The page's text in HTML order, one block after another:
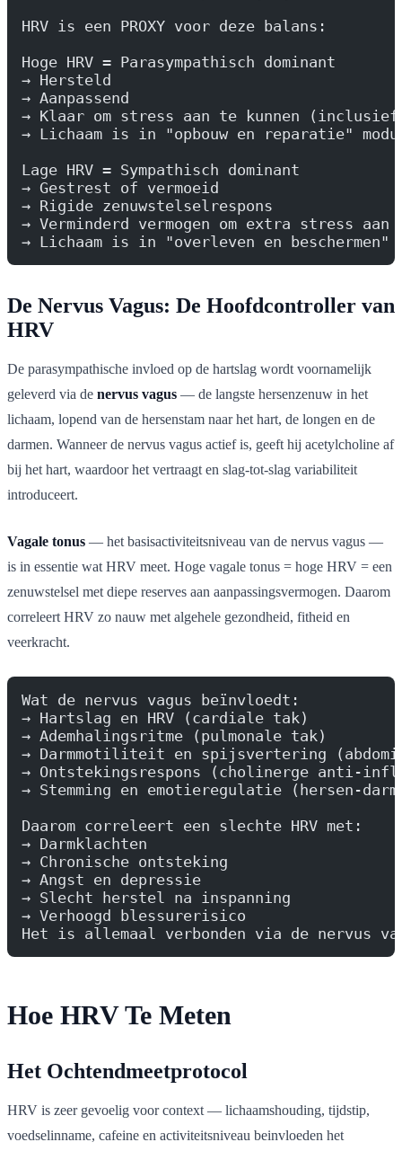
HRV is een PROXY voor deze balans:
Hoge HRV = Parasympathisch dominant
→ Hersteld
→ Aanpassend
→ Klaar om stress aan te kunnen
→ Lichaam is in "opbouw en reparatie"
Lage HRV = Sympathisch dominant
→ Gestrest of vermoeid
→ Rigide zenuwstelselrespons
→ Verminderd vermogen om extra stress aan
→ Lichaam is in "overleven en beschermen"
De Nervus Vagus: De Hoofdcontroller van
HRV
De parasympathische invloed op de hartslag wordt voornamelijk
geleverd via de nervus vagus — de langste hersenzenuw in het
lichaam, lopend van de hersenstam naar het hart, de longen en de
darmen. Wanneer de nervus vagus actief is, geeft hij acetylcholine af
bij het hart, waardoor het vertraagt en slag-tot-slag variabiliteit
introduceert.
Vagale tonus — het basisactiviteitsniveau van de nervus vagus —
is in essentie wat HRV meet. Hoge vagale tonus = hoge HRV = een
zenuwstelsel met diepe reserves aan aanpassingsvermogen. Daarom
correleert HRV zo nauw met algehele gezondheid, fitheid en
veerkracht.
Wat de nervus vagus beïnvloedt:
→ Hartslag en HRV (cardiale tak)
→ Ademhalingsritme (pulmonale tak)
→ Darmmotiliteit en spijsvertering
→ Ontstekingsrespons (cholinerge anti-
→ Stemming en emotieregulatie (hersen-
Daarom correleert een slechte HRV met:
→ Darmklachten
→ Chronische ontsteking
→ Angst en depressie
→ Slecht herstel na inspanning
→ Verhoogd blessurerisico
Het is allemaal verbonden via de nervus
Hoe HRV Te Meten
Het Ochtendmeetprotocol
HRV is zeer gevoelig voor context — lichaamshouding, tijdstip,
voedselinname, cafeine en activiteitsniveau beinvloeden het